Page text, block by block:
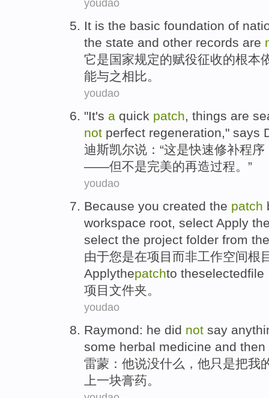
youdao
It is the basic foundation of
the state and other records are
它是国家规定的赋役征收的根本
能与之相比。
youdao
"It's a quick patch, things are
not perfect regeneration," says
迪斯凯尔说：“这是快速修补程序
——但不是完美的再造过程。”
youdao
Because you created the patch
workspace root, select Apply
select the project folder from the
由于您是在项目而非工作空间根
Applythepatchto theselectedfile
项目文件夹。
youdao
Raymond: he did not say
some herbal medicine and then
雷蒙 ： 他说没什么 ，他只是把我
上一块膏药。